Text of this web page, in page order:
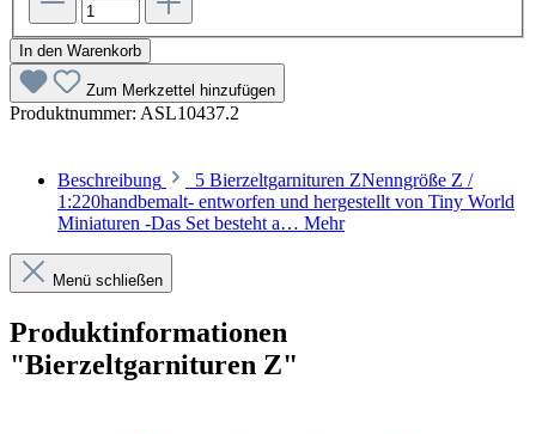
In den Warenkorb
Zum Merkzettel hinzufügen
Produktnummer: ASL10437.2
Beschreibung
5 Bierzeltgarnituren ZNenngröße Z /
1:220handbemalt- entworfen und hergestellt von Tiny World
Miniaturen -Das Set besteht a… Mehr
Menü schließen
Produktinformationen
"Bierzeltgarnituren Z"